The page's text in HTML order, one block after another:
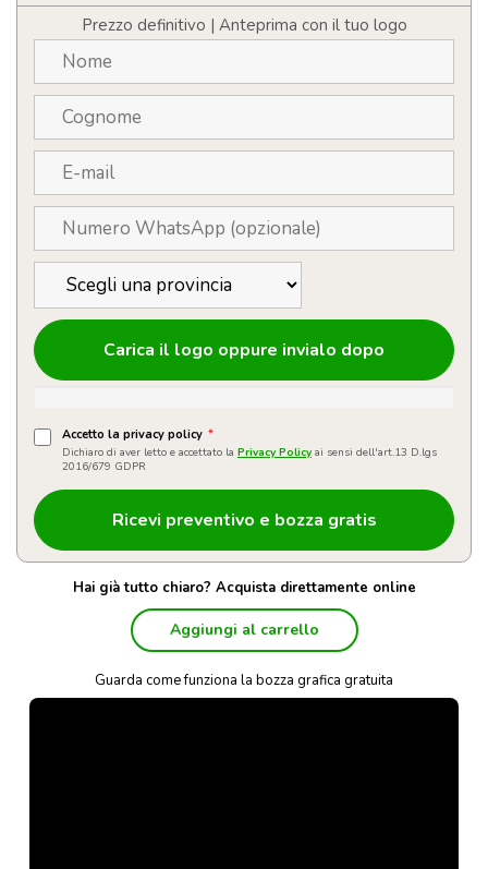
logo
quantità
Prezzo definitivo | Anteprima con il tuo logo
Carica il logo oppure invialo dopo
Accetto la privacy policy *
Dichiaro di aver letto e accettato la Privacy Policy ai sensi dell'art.13 D.lgs
2016/679 GDPR
Hai già tutto chiaro? Acquista direttamente online
Aggiungi al carrello
Guarda come funziona la bozza grafica gratuita